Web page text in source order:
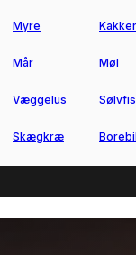
Myre
Mår Møl
Væggelus
Skægkræ